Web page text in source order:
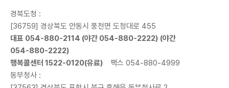
경북도청 :
[36759] 경상북도 안동시 풍천면 도청대로 455
대표 054-880-2114 (야간 054-880-2222) (야간
054-880-2222)
행복콜센터 1522-0120(유료)
팩스 054-880-4999
동부청사 :